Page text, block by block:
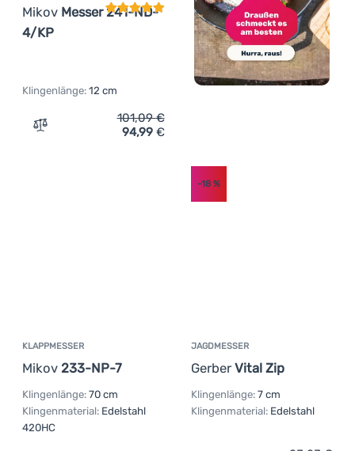
Mikov Messer 241-ND-
4/KP
Klingenlänge: 12 cm
Zum Vergleich 'Auswerfmesser Mikov Messer 241-ND-
101,09€
94,99 €
KLAPPMESSER
Mikov 233-NP-7
Klingenlänge: 70 cm
Klingenmaterial: Edelstahl
420HC
JAGDMESSER
Gerber Vital Zip
-18%
Klingenlänge: 7 cm
Klingenmaterial: Edelstahl